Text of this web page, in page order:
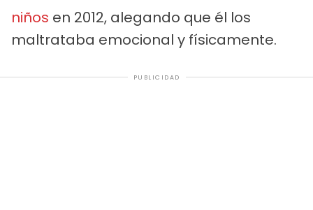
niños en 2012, alegando que él los
maltrataba emocional y físicamente.
PUBLICIDAD